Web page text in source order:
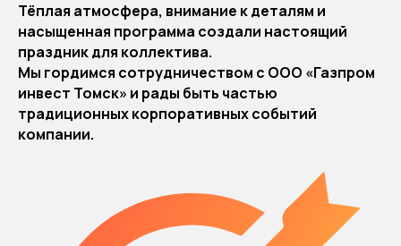
Тёплая атмосфера, внимание к деталям и
насыщенная программа создали настоящий
праздник для коллектива.
Мы гордимся сотрудничеством с ООО «Газпром
инвест Томск» и рады быть частью
традиционных корпоративных событий
компании.